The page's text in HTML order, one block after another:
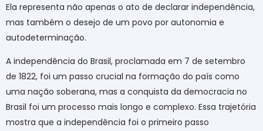
Ela representa não apenas o ato de declarar independência,
mas também o desejo de um povo por autonomia e
autodeterminação.
A independência do Brasil, proclamada em 7 de setembro
de 1822, foi um passo crucial na formação do país como
uma nação soberana, mas a conquista da democracia no
Brasil foi um processo mais longo e complexo. Essa trajetória
mostra que a independência foi o primeiro passo